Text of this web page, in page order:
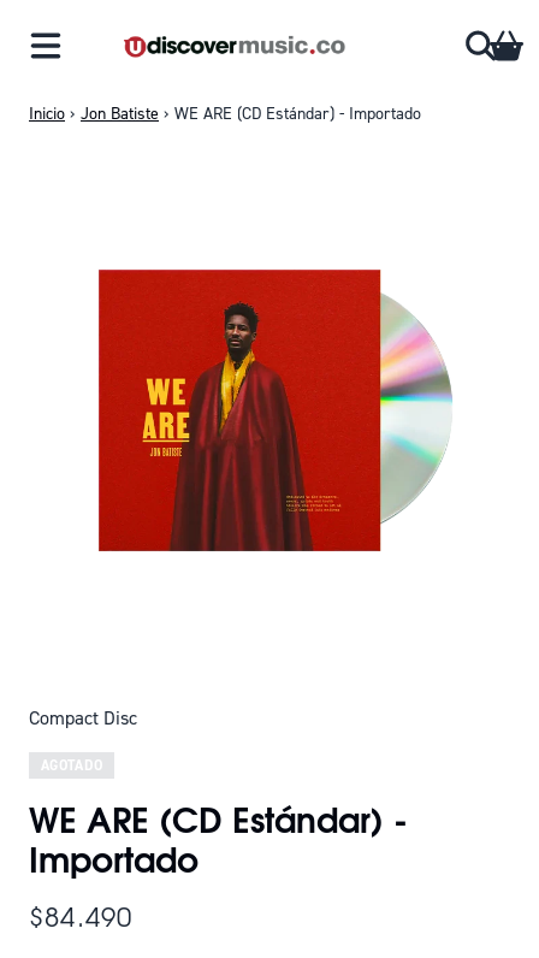
Inicio › Jon Batiste › WE ARE (CD Estándar) - Importado
Compact Disc
AGOTADO
WE ARE (CD Estándar) -
Importado
$84.490